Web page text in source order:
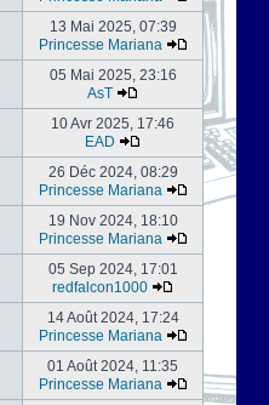
13 Mai 2025, 07:39
Princesse Mariana
05 Mai 2025, 23:16
AsT
10 Avr 2025, 17:46
EAD
26 Déc 2024, 08:29
Princesse Mariana
19 Nov 2024, 18:10
Princesse Mariana
05 Sep 2024, 17:01
redfalcon1000
14 Août 2024, 17:24
Princesse Mariana
01 Août 2024, 11:35
Princesse Mariana